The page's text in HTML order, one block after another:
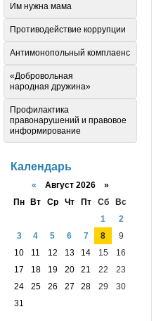
Им нужна мама
Противодействие коррупции
Антимонопольный комплаенс
«Добровольная
народная дружина»
Профилактика
правонарушений и правовое
информирование
Календарь
« Август 2026 »
Пн
Вт Ср Чт Пт Сб
Вс
1
2
3
4 5 6 7 8
9
10
11 12 13 14 15
16
17
18 19 20 21 22
23
24
25 26 27 28 29
30
31